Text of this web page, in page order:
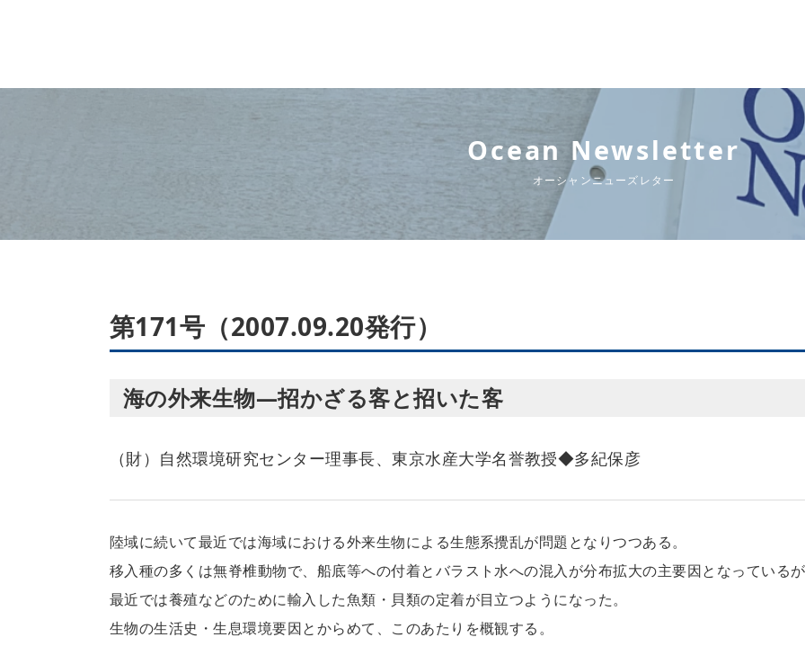
Ocean Newsletter
オーシャンニューズレター
第171号（2007.09.20発行）
海の外来生物―招かざる客と招いた客
（財）自然環境研究センター理事長、東京水産大学名誉教授◆多紀保彦
陸域に続いて最近では海域における外来生物による生態系攪乱が問題となりつつある。
移入種の多くは無脊椎動物で、船底等への付着とバラスト水への混入が分布拡大の主要因となっているが
最近では養殖などのために輸入した魚類・貝類の定着が目立つようになった。
生物の生活史・生息環境要因とからめて、このあたりを概観する。